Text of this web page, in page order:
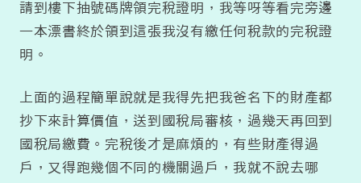
請到樓下抽號碼牌領完稅證明，我等呀等看完旁邊
一本漂書終於領到這張我沒有繳任何稅款的完稅證
明。
上面的過程簡單說就是我得先把我爸名下的財產都
抄下來計算價值，送到國稅局審核，過幾天再回到
國稅局繳費。完稅後才是麻煩的，有些財產得過
戶，又得跑幾個不同的機關過戶，我就不說去哪